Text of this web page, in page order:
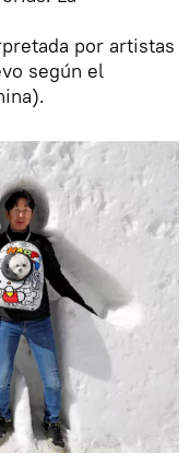
por artistas
según el